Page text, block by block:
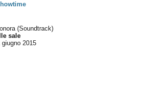
(Soundtrack)
sale
giugno 2015